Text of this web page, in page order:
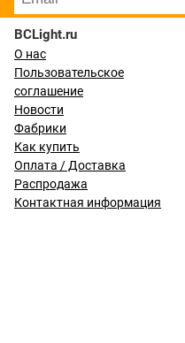
BCLight.ru
О нас
Пользовательское
соглашение
Новости
Фабрики
Как купить
Оплата / Доставка
Распродажа
Контактная информация